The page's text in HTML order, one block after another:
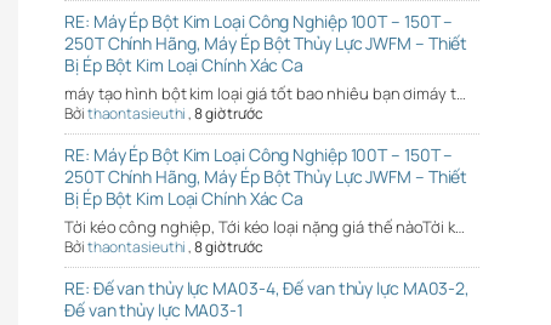
RE: Máy Ép Bột Kim Loại Công Nghiệp 100T – 150T –
250T Chính Hãng, Máy Ép Bột Thủy Lực JWFM – Thiết
Bị Ép Bột Kim Loại Chính Xác Ca
máy tạo hình bột kim loại giá tốt bao nhiêu bạn ơimáy t…
Bởithaontasieuthi,8 giờ trước
RE: Máy Ép Bột Kim Loại Công Nghiệp 100T – 150T –
250T Chính Hãng, Máy Ép Bột Thủy Lực JWFM – Thiết
Bị Ép Bột Kim Loại Chính Xác Ca
Tời kéo công nghiệp, Tới kéo loại nặng giá thế nàoTời k…
Bởithaontasieuthi,8 giờ trước
RE: Đế van thủy lực MA03-4, Đế van thủy lực MA03-2,
Đế van thủy lực MA03-1